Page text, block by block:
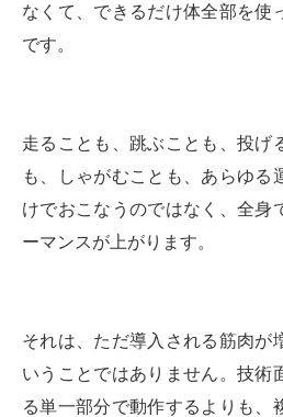
なくて、できるだけ体全部を使
です。
走ることも、跳ぶことも、投げ
も、しゃがむことも、あらゆる
けでおこなうのではなく、全身
ーマンスが上がります。
それは、ただ導入される筋肉が
いうことではありません。技術
る単一部分で動作するよりも、